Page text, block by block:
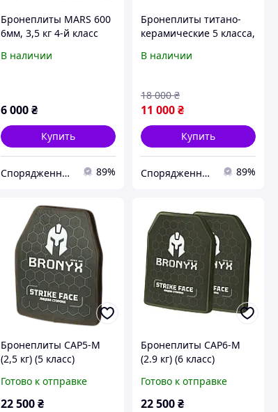
Бронеплиты MARS 600
6мм, 3,5 кг 4-й класс
шт)
В наличии
6 000 ₴
Купить
Спорядження UA 89%
Бронеплиты титано-
керамические 5 класса,
2.6-2,8 кг
В наличии
11 000₴
18 000 ₴
Купить
Спорядження UA 89%
Бронеплиты CAP5-M
(2,5 кг) (5 класс)
Готово к отправке
22 500 ₴
Бронеплиты CAP6-M
(2.9 кг) (6 класс)
плоскость) 2шт
Готово к отправке
22 500₴